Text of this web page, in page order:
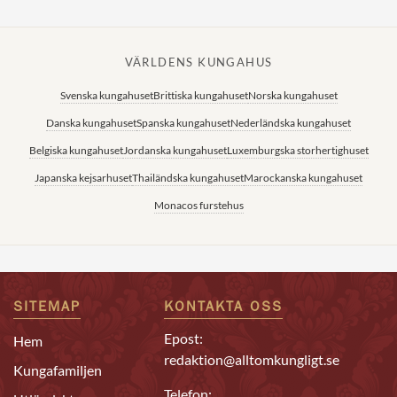
VÄRLDENS KUNGAHUS
Svenska kungahusetBrittiska kungahusetNorska kungahuset
Danska kungahusetSpanska kungahusetNederländska kungahuset
Belgiska kungahusetJordanska kungahusetLuxemburgska storhertighuset
Japanska kejsarhusetThailändska kungahusetMarockanska kungahuset
Monacos furstehus
SITEMAP
Hem
Kungafamiljen
KONTAKTA OSS
Epost:
redaktion@alltomkungligt.se